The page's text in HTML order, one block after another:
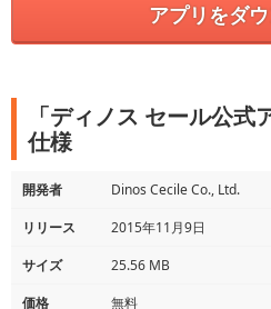
アプリをダ
「ディノス セール公式
仕様
開発者
Dinos Cecile Co., Ltd.
リリース
2015年11月9日
サイズ
25.56 MB
価格
無料